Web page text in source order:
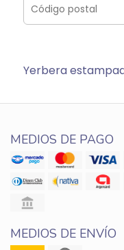
Yerbera
MEDIOS DE PAGO
MEDIOS DE ENVÍO